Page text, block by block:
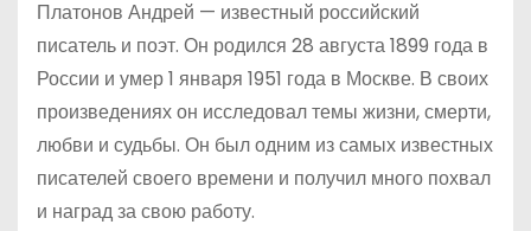
Платонов Андрей — известный российский
писатель и поэт. Он родился 28 августа 1899 года в
России и умер 1 января 1951 года в Москве. В своих
произведениях он исследовал темы жизни, смерти,
любви и судьбы. Он был одним из самых известных
писателей своего времени и получил много похвал
и наград за свою работу.